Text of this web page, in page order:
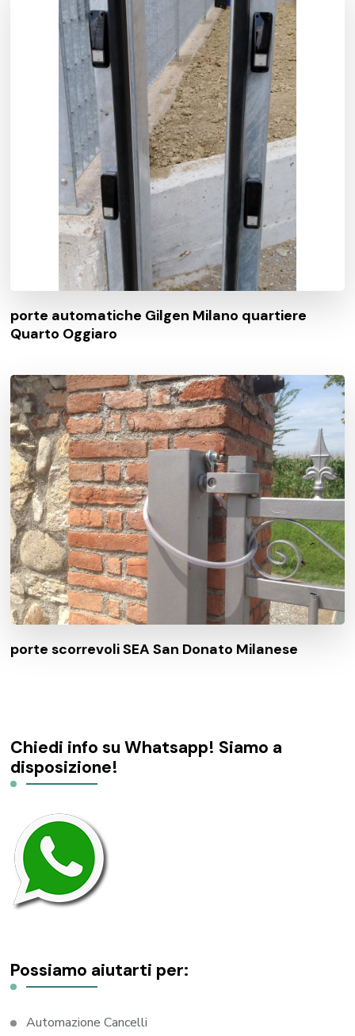
porte automatiche Gilgen Milano quartiere
Quarto Oggiaro
porte scorrevoli SEA San Donato Milanese
Chiedi info su Whatsapp! Siamo a
disposizione!
Possiamo aiutarti per:
Automazione Cancelli